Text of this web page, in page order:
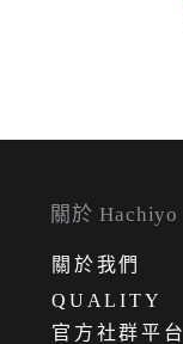
關於 Hachiyo
關 於我們
QUALITY
官方社群平台